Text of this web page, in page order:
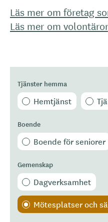
Tjänster hemma
Hemtjänst
Boende
Boende för seniorer
Gemenskap
Dagverksamhet
Mötesplatser och
Läs mer om företag
Läs mer om